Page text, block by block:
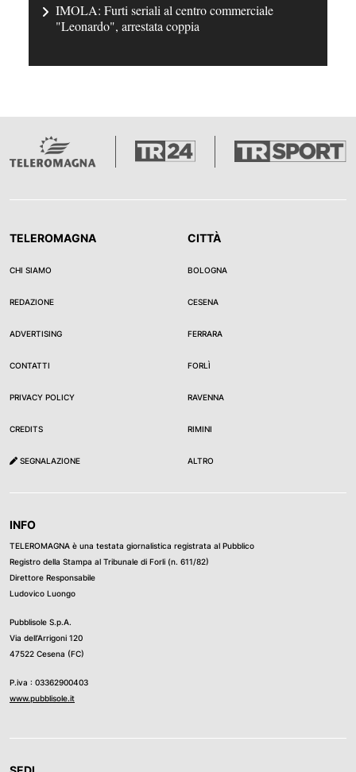
IMOLA: Furti seriali al centro commerciale
"Leonardo", arrestata coppia
TELEROMAGNA
CHI SIAMO
REDAZIONE
ADVERTISING
CONTATTI
PRIVACY POLICY
CREDITS
SEGNALAZIONE
CITTÀ
BOLOGNA
CESENA
FERRARA
FORLÌ
RAVENNA
RIMINI
ALTRO
INFO
TELEROMAGNA è una testata giornalistica registrata al Pubblico
Registro della Stampa al Tribunale di Forli (n. 611/82)
Direttore Responsabile
Ludovico Luongo
Pubblisole S.p.A.
Via dell’Arrigoni 120
47522 Cesena (FC)
P.iva : 03362900403
www.pubblisole.it